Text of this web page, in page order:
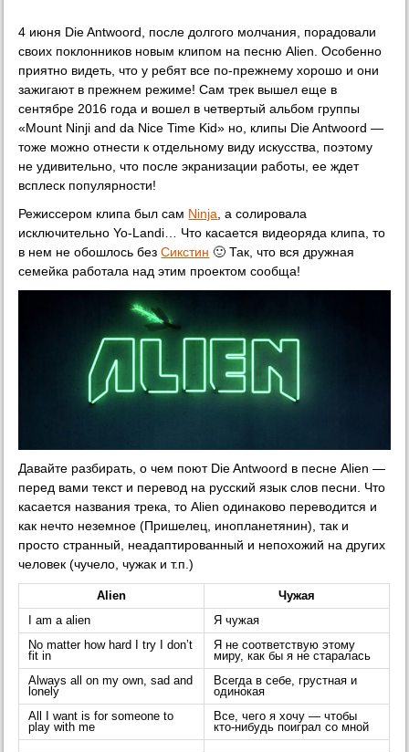
4 июня Die Antwoord, после долгого молчания, порадовали
своих поклонников новым клипом на песню Alien. Особенно
приятно видеть, что у ребят все по-прежнему хорошо и они
зажигают в прежнем режиме! Сам трек вышел еще в
сентябре 2016 года и вошел в четвертый альбом группы
«Mount Ninji and da Nice Time Kid» но, клипы Die Antwoord —
тоже можно отнести к отдельному виду искусства, поэтому
не удивительно, что после экранизации работы, ее ждет
всплеск популярности!
Режиссером клипа был сам Ninja, а солировала
исключительно Yo-Landi… Что касается видеоряда клипа, то
в нем не обошлось безСикстин 🙂 Так, что вся дружная
семейка работала над этим проектом сообща!
Давайте разбирать, о чем поют Die Antwoord в песне Alien —
перед вами текст и перевод на русский язык слов песни. Что
касается названия трека, то Alien одинаково переводится и
как нечто неземное (Пришелец, инопланетянин), так и
просто странный, неадаптированный и непохожий на других
человек (чучело, чужак и т.п.)
Alien
Чужая
I am a alien
Я чужая
No matter how hard I try I don’t
fit in
Я не соответствую этому
миру, как бы я не старалась
Always all on my own, sad and
lonely
Всегда в себе, грустная и
одинокая
All I want is for someone to
play with me
Все, чего я хочу — чтобы
кто-нибудь поиграл со мной